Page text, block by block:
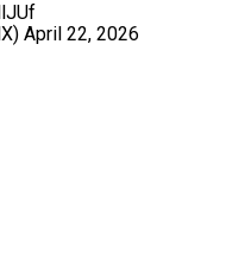
April 22, 2026